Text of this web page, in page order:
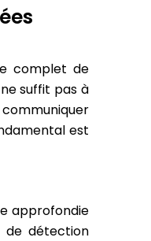
complet de
suffit pas à
est
approfondie
de détection